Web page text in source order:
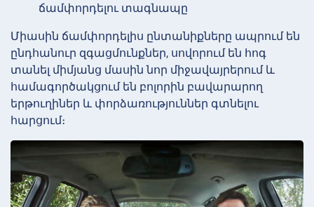
ճամփորդելու տագնապը
Միասին ճամփորդելիս ընտանիքները ապրում են
ընդհանուր զգացմունքներ, սովորում են հոգ
տանել միմյանց մասին նոր միջավայրերում և
համագործակցում են բոլորին բավարարող
երթուղիներ և փորձառություններ գտնելու
հարցում։